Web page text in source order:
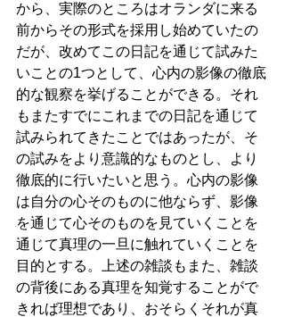
から、実際のところはオランダに来る
前からその形式を採用し始めていたの
だが、改めてこの日記を通じて試みた
いことの1つとして、心内の影像の徹底
的な観察を挙げることができる。それ
もまたすでにこれまでの日記を通じて
試みられてきたことではあったが、そ
の試みをより意識的なものとし、より
徹底的に行いたいと思う。心内の影像
は自分の心そのものに他ならず、影像
を通じて心そのものを見ていくことを
通じて真理の一旦に触れていくことを
目的とする。上述の雑談もまた、雑談
の背後にある真理を知覚することがで
きれば理想であり、おそらくそれが真